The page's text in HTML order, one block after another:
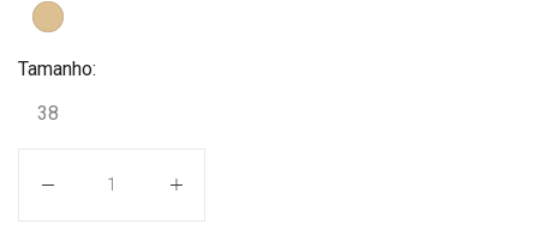
Tamanho:
38